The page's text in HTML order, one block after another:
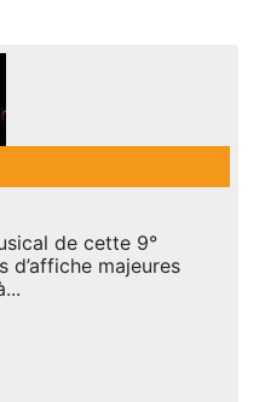
de cette 9°
d’affiche majeures